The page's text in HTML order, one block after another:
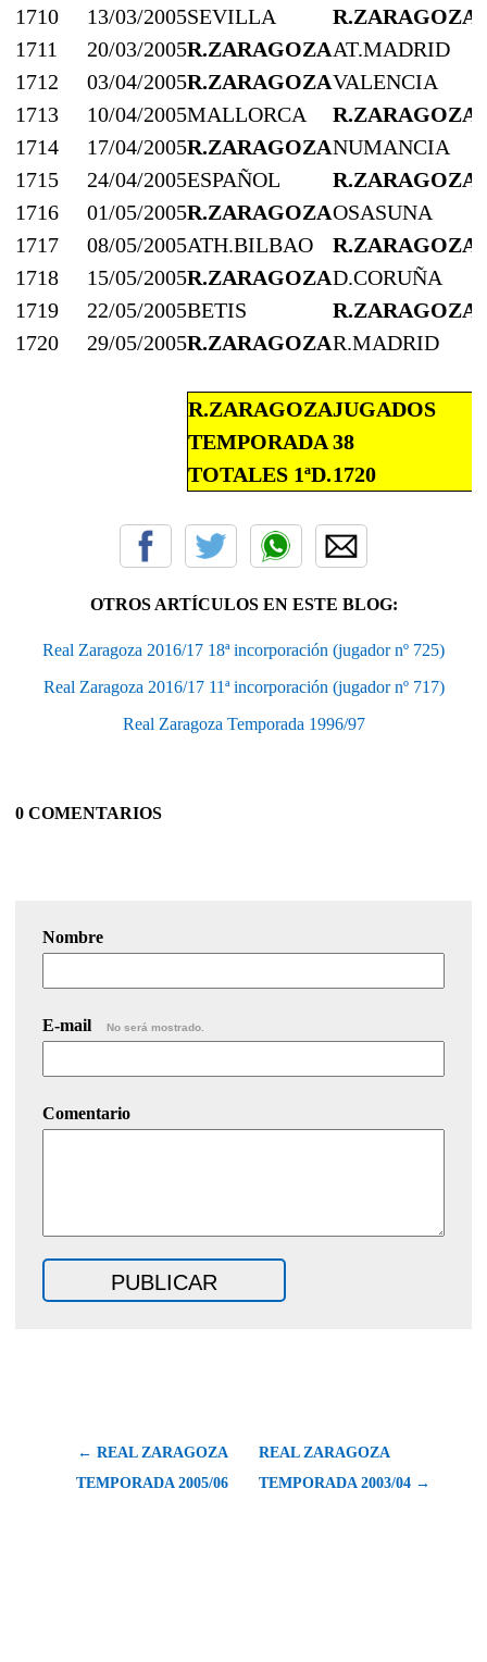
1710
13/03/2005SEVILLA R.ZARAGOZA
1711
20/03/2005R.ZARAGOZAAT.MADRID
1712
03/04/2005R.ZARAGOZAVALENCIA
1713
10/04/2005MALLORCA R.ZARAGOZA
1714
17/04/2005R.ZARAGOZANUMANCIA
1715
24/04/2005ESPAÑOL R.ZARAGOZA
1716
01/05/2005R.ZARAGOZAOSASUNA
1717
08/05/2005ATH.BILBAO R.ZARAGOZA
1718
15/05/2005R.ZARAGOZAD.CORUÑA
1719
22/05/2005BETIS R.ZARAGOZA
1720
29/05/2005R.ZARAGOZAR.MADRID
R.ZARAGOZAJUGADOS
TEMPORADA38
TOTALES 1ªD.1720
OTROS ARTÍCULOS EN ESTE BLOG:
Real Zaragoza 2016/17 18ª incorporación (jugador nº 725)
Real Zaragoza 2016/17 11ª incorporación (jugador nº 717)
Real Zaragoza Temporada 1996/97
0 COMENTARIOS
Nombre
E-mail No será mostrado.
Comentario
← REAL ZARAGOZA
TEMPORADA 2005/06
REAL ZARAGOZA
TEMPORADA 2003/04 →